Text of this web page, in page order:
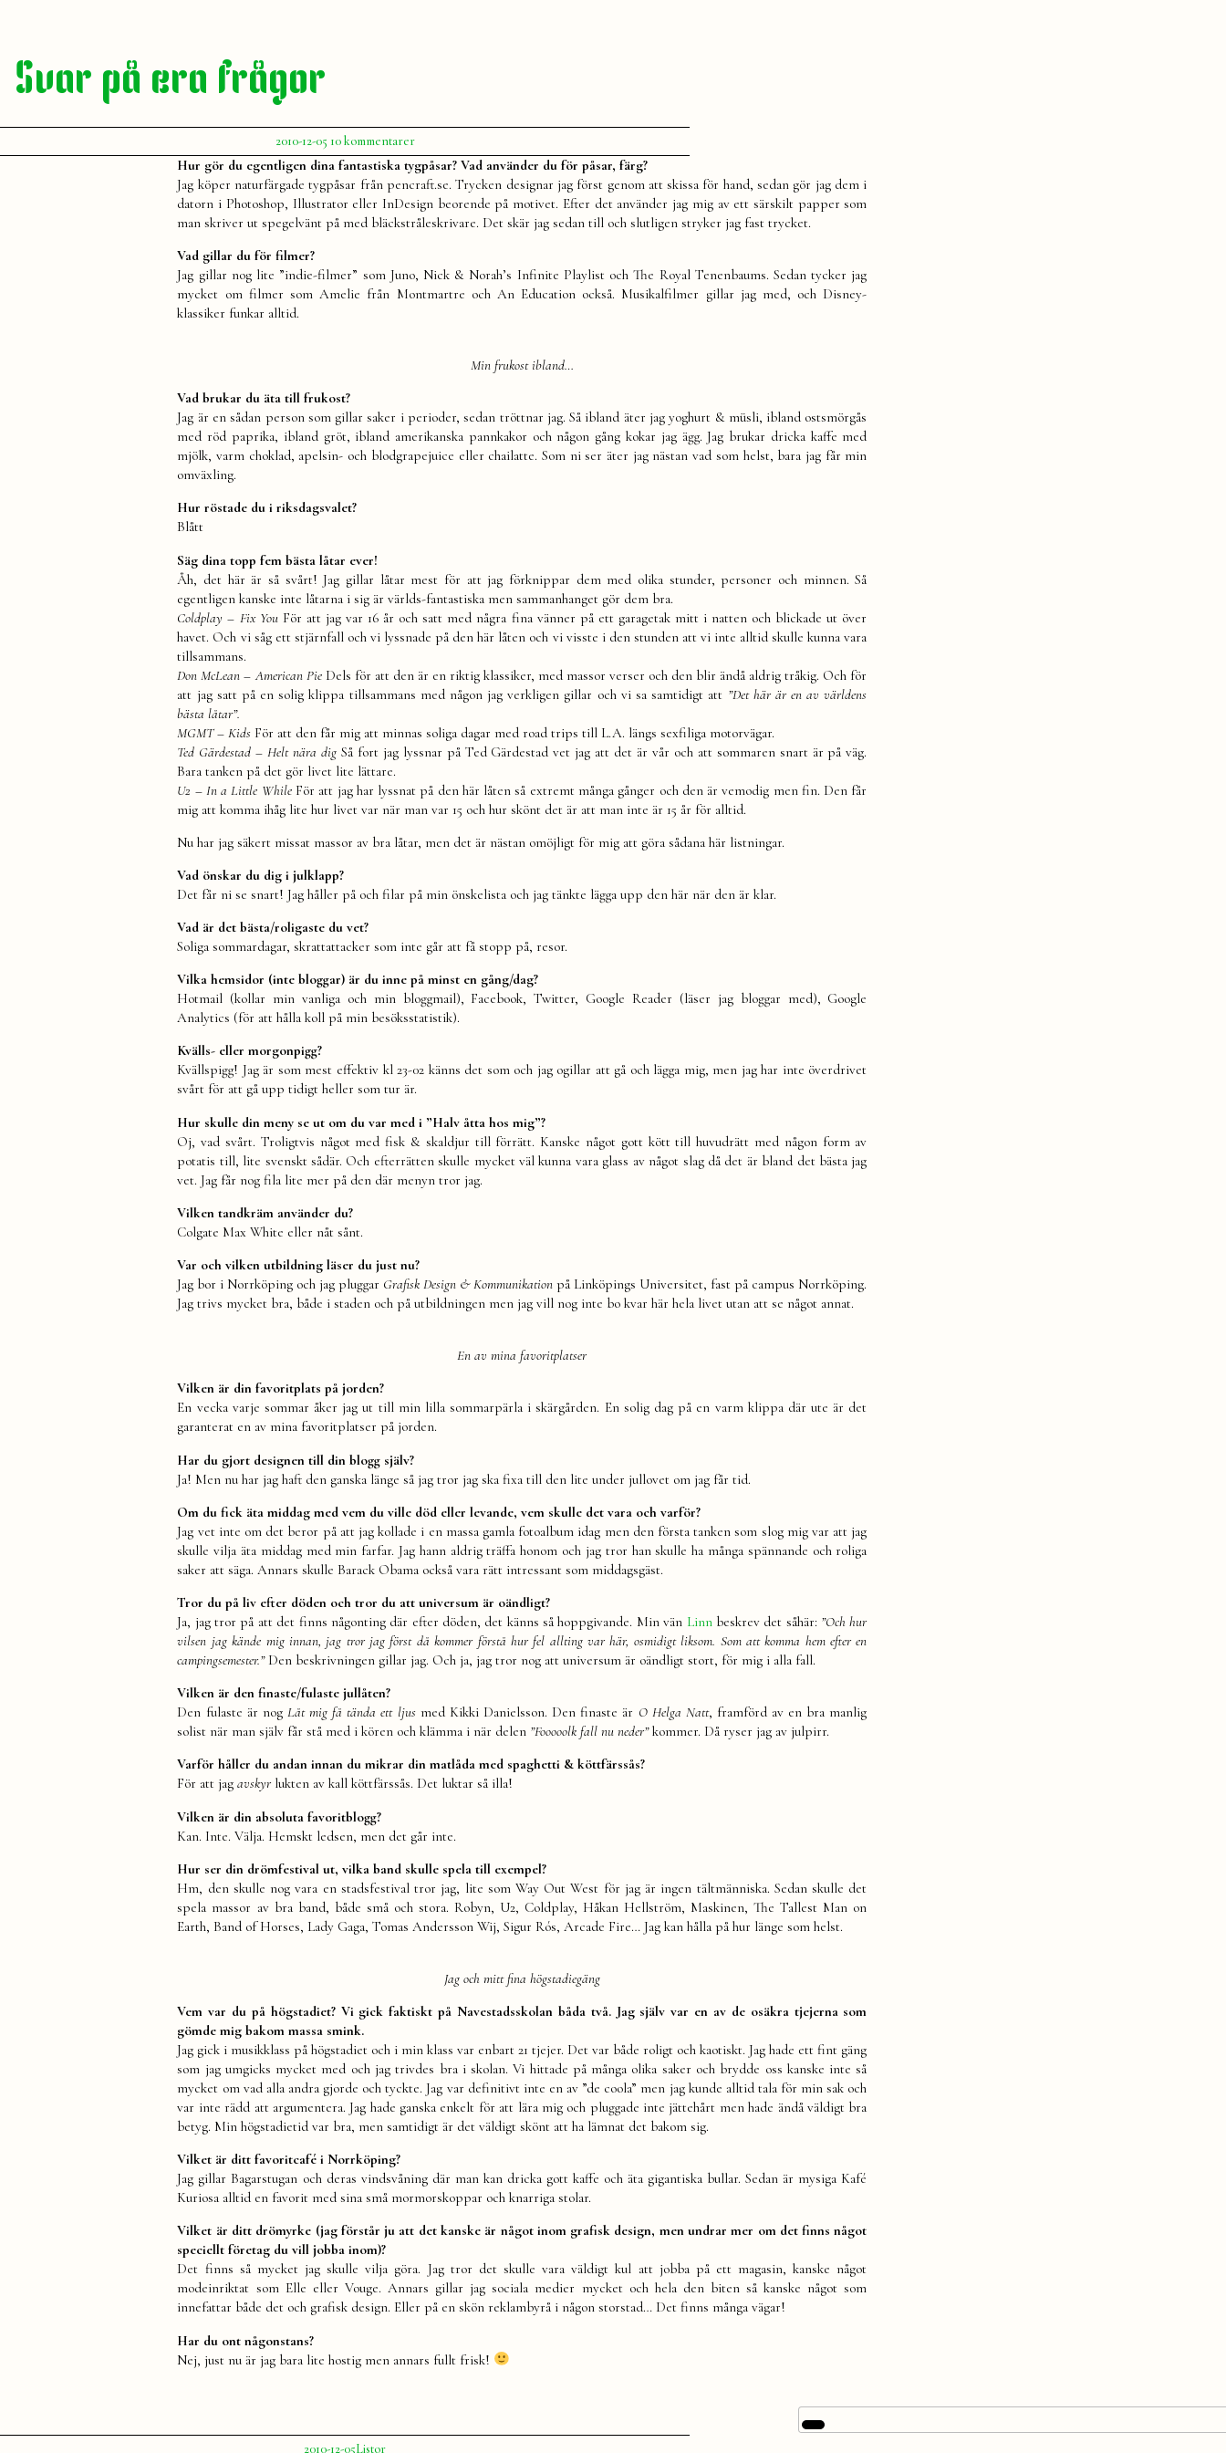
Svar på era frågor
Publicerat
av
Julia
2010-12-05 10 kommentarertill
Svar
på
era
frågor
Hur gör du egentligen dina fantastiska tygpåsar? Vad använder du för påsar, färg?
Jag köper naturfärgade tygpåsar från pencraft.se. Trycken designar jag först genom att skissa för hand, sedan gör jag dem i
datorn i Photoshop, Illustrator eller InDesign beorende på motivet. Efter det använder jag mig av ett särskilt papper som
man skriver ut spegelvänt på med bläckstråleskrivare. Det skär jag sedan till och slutligen stryker jag fast trycket.
Vad gillar du för filmer?
Jag gillar nog lite ”indie-filmer” som Juno, Nick & Norah’s Infinite Playlist och The Royal Tenenbaums. Sedan tycker jag
mycket om filmer som Amelie från Montmartre och An Education också. Musikalfilmer gillar jag med, och Disney-
klassiker funkar alltid.
Min frukost ibland…
Vad brukar du äta till frukost?
Jag är en sådan person som gillar saker i perioder, sedan tröttnar jag. Så ibland äter jag yoghurt & müsli, ibland ostsmörgås
med röd paprika, ibland gröt, ibland amerikanska pannkakor och någon gång kokar jag ägg. Jag brukar dricka kaffe med
mjölk, varm choklad, apelsin- och blodgrapejuice eller chailatte. Som ni ser äter jag nästan vad som helst, bara jag får min
omväxling.
Hur röstade du i riksdagsvalet?
Blått
Säg dina topp fem bästa låtar ever!
Åh, det här är så svårt! Jag gillar låtar mest för att jag förknippar dem med olika stunder, personer och minnen. Så
egentligen kanske inte låtarna i sig är världs-fantastiska men sammanhanget gör dem bra.
Coldplay – Fix You För att jag var 16 år och satt med några fina vänner på ett garagetak mitt i natten och blickade ut över
havet. Och vi såg ett stjärnfall och vi lyssnade på den här låten och vi visste i den stunden att vi inte alltid skulle kunna vara
tillsammans.
Don McLean – American Pie Dels för att den är en riktig klassiker, med massor verser och den blir ändå aldrig tråkig. Och för
att jag satt på en solig klippa tillsammans med någon jag verkligen gillar och vi sa samtidigt att ”Det här är en av världens
bästa låtar”.
MGMT – Kids För att den får mig att minnas soliga dagar med road trips till L.A. längs sexfiliga motorvägar.
Ted Gärdestad – Helt nära dig Så fort jag lyssnar på Ted Gärdestad vet jag att det är vår och att sommaren snart är på väg.
Bara tanken på det gör livet lite lättare.
U2 – In a Little While För att jag har lyssnat på den här låten så extremt många gånger och den är vemodig men fin. Den får
mig att komma ihåg lite hur livet var när man var 15 och hur skönt det är att man inte är 15 år för alltid.
Nu har jag säkert missat massor av bra låtar, men det är nästan omöjligt för mig att göra sådana här listningar.
Vad önskar du dig i julklapp?
Det får ni se snart! Jag håller på och filar på min önskelista och jag tänkte lägga upp den här när den är klar.
Vad är det bästa/roligaste du vet?
Soliga sommardagar, skrattattacker som inte går att få stopp på, resor.
Vilka hemsidor (inte bloggar) är du inne på minst en gång/dag?
Hotmail (kollar min vanliga och min bloggmail), Facebook, Twitter, Google Reader (läser jag bloggar med), Google
Analytics (för att hålla koll på min besöksstatistik).
Kvälls- eller morgonpigg?
Kvällspigg! Jag är som mest effektiv kl 23-02 känns det som och jag ogillar att gå och lägga mig, men jag har inte överdrivet
svårt för att gå upp tidigt heller som tur är.
Hur skulle din meny se ut om du var med i ”Halv åtta hos mig”?
Oj, vad svårt. Troligtvis något med fisk & skaldjur till förrätt. Kanske något gott kött till huvudrätt med någon form av
potatis till, lite svenskt sådär. Och efterrätten skulle mycket väl kunna vara glass av något slag då det är bland det bästa jag
vet. Jag får nog fila lite mer på den där menyn tror jag.
Vilken tandkräm använder du?
Colgate Max White eller nåt sånt.
Var och vilken utbildning läser du just nu?
Jag bor i Norrköping och jag pluggar Grafisk Design & Kommunikation på Linköpings Universitet, fast på campus Norrköping.
Jag trivs mycket bra, både i staden och på utbildningen men jag vill nog inte bo kvar här hela livet utan att se något annat.
En av mina favoritplatser
Vilken är din favoritplats på jorden?
En vecka varje sommar åker jag ut till min lilla sommarpärla i skärgården. En solig dag på en varm klippa där ute är det
garanterat en av mina favoritplatser på jorden.
Har du gjort designen till din blogg själv?
Ja! Men nu har jag haft den ganska länge så jag tror jag ska fixa till den lite under jullovet om jag får tid.
Om du fick äta middag med vem du ville död eller levande, vem skulle det vara och varför?
Jag vet inte om det beror på att jag kollade i en massa gamla fotoalbum idag men den första tanken som slog mig var att jag
skulle vilja äta middag med min farfar. Jag hann aldrig träffa honom och jag tror han skulle ha många spännande och roliga
saker att säga. Annars skulle Barack Obama också vara rätt intressant som middagsgäst.
Tror du på liv efter döden och tror du att universum är oändligt?
Ja, jag tror på att det finns någonting där efter döden, det känns så hoppgivande. Min vän Linnbeskrev det såhär: ”Och hur
vilsen jag kände mig innan, jag tror jag först då kommer förstå hur fel allting var här, osmidigt liksom. Som att komma hem efter en
campingsemester.”Den beskrivningen gillar jag. Och ja, jag tror nog att universum är oändligt stort, för mig i alla fall.
Vilken är den finaste/fulaste jullåten?
Den fulaste är nog Låt mig få tända ett ljusmed Kikki Danielsson. Den finaste är O Helga Natt, framförd av en bra manlig
solist när man själv får stå med i kören och klämma i när delen ”Fooooolk fall nu neder”kommer. Då ryser jag av julpirr.
Varför håller du andan innan du mikrar din matlåda med spaghetti & köttfärssås?
För att jagavskyr lukten av kall köttfärssås. Det luktar så illa!
Vilken är din absoluta favoritblogg?
Kan. Inte. Välja. Hemskt ledsen, men det går inte.
Hur ser din drömfestival ut, vilka band skulle spela till exempel?
Hm, den skulle nog vara en stadsfestival tror jag, lite som Way Out West för jag är ingen tältmänniska. Sedan skulle det
spela massor av bra band, både små och stora. Robyn, U2, Coldplay, Håkan Hellström, Maskinen, The Tallest Man on
Earth, Band of Horses, Lady Gaga, Tomas Andersson Wij, Sigur Rós, Arcade Fire… Jag kan hålla på hur länge som helst.
Jag och mitt fina högstadiegäng
Vem var du på högstadiet? Vi gick faktiskt på Navestadsskolan båda två. Jag själv var en av de osäkra tjejerna som
gömde mig bakom massa smink.
Jag gick i musikklass på högstadiet och i min klass var enbart 21 tjejer. Det var både roligt och kaotiskt. Jag hade ett fint gäng
som jag umgicks mycket med och jag trivdes bra i skolan. Vi hittade på många olika saker och brydde oss kanske inte så
mycket om vad alla andra gjorde och tyckte. Jag var definitivt inte en av ”de coola” men jag kunde alltid tala för min sak och
var inte rädd att argumentera. Jag hade ganska enkelt för att lära mig och pluggade inte jättehårt men hade ändå väldigt bra
betyg. Min högstadietid var bra, men samtidigt är det väldigt skönt att ha lämnat det bakom sig.
Vilket är ditt favoritcafé i Norrköping?
Jag gillar Bagarstugan och deras vindsvåning där man kan dricka gott kaffe och äta gigantiska bullar. Sedan är mysiga Kafé
Kuriosa alltid en favorit med sina små mormorskoppar och knarriga stolar.
Vilket är ditt drömyrke (jag förstår ju att det kanske är något inom grafisk design, men undrar mer om det finns något
speciellt företag du vill jobba inom)?
Det finns så mycket jag skulle vilja göra. Jag tror det skulle vara väldigt kul att jobba på ett magasin, kanske något
modeinriktat som Elle eller Vouge. Annars gillar jag sociala medier mycket och hela den biten så kanske något som
innefattar både det och grafisk design. Eller på en skön reklambyrå i någon storstad… Det finns många vägar!
Har du ont någonstans?
Nej, just nu är jag bara lite hostig men annars fullt frisk!
Publicerat
2010-12-05Publicerat
Listor